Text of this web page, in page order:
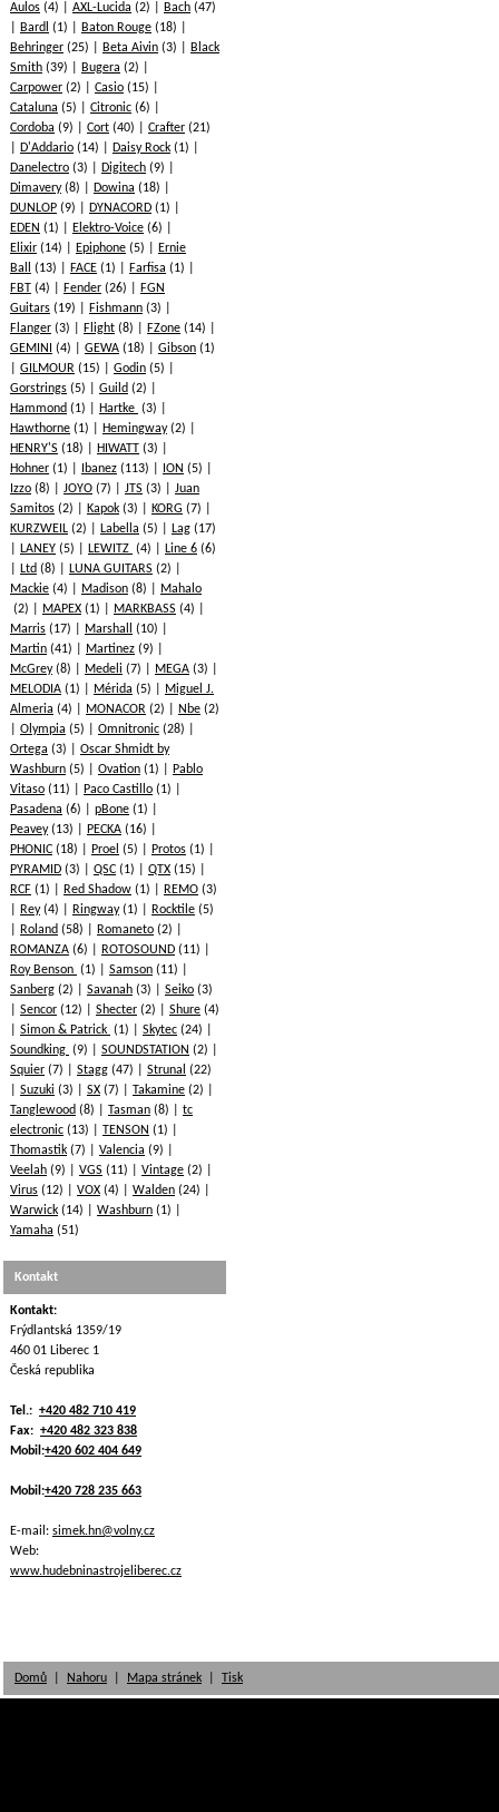
Aulos (4) AXL-Lucida (2) Bach (47)
Bardl (1) Baton Rouge (18)
Behringer (25) Beta Aivin (3)
Black
Smith (39) Bugera (2)
Carpower (2) Casio (15)
Cataluna (5) Citronic (6)
Cordoba (9) Cort (40) Crafter (21)
D'Addario (14) Daisy Rock (1)
Danelectro (3) Digitech (9)
Dimavery(8) Dowina (18)
DUNLOP (9) DYNACORD (1)
EDEN (1) Elektro-Voice (6)
Elixir (14) Epiphone (5)
Ernie
Ball
(13) FACE (1) Farfisa (1)
FBT (4) Fender (26)
FGN
Guitars (19) Fishmann (3)
Flanger (3) Flight (8) FZone (14)
GEMINI
(4) GEWA (18) Gibson (1)
GILMOUR (15) Godin (5)
Gorstrings (5) Guild (2)
Hammond (1) Hartke (3)
Hawthorne (1) Hemingway(2)
HENRY'S (18) HIWATT (3)
Hohner (1) Ibanez (113) ION (5)
Izzo (8) JOYO (7) JTS (3)
Juan
Samitos (2) Kapok (3) KORG (7)
KURZWEIL (2) Labella (5) Lag (17)
LANEY (5) LEWITZ (4) Line 6 (6)
Ltd (8) LUNA GUITARS (2)
Mackie (4) Madison (8)
Mahalo
(2)
MAPEX (1) MARKBASS (4)
Marris (17) Marshall
(10)
Martin (41) Martinez (9)
McGrey(8) Medeli (7) MEGA (3)
MELODIA (1) Mérida (5)
Miguel J.
Almeria (4) MONACOR (2) Nbe (2)
Olympia (5) Omnitronic (28)
Ortega (3)
Oscar Shmidt by
Washburn (5) Ovation (1)
Pablo
Vitaso (11) Paco Castillo (1)
Pasadena (6) pBone (1)
Peavey(13) PECKA (16)
PHONIC (18) Proel (5) Protos (1)
PYRAMID (3) QSC (1) QTX (15)
RCF (1) Red Shadow (1) REMO (3)
Rey(4) Ringway(1) Rocktile (5)
Roland (58) Romaneto (2)
ROMANZA (6) ROTOSOUND (11)
Roy Benson (1) Samson (11)
Sanberg (2) Savanah (3) Seiko (3)
Sencor (12) Shecter (2) Shure (4)
Simon & Patrick (1) Skytec (24)
Soundking (9) SOUNDSTATION (2)
Squier (7) Stagg (47) Strunal (22)
Suzuki (3) SX (7) Takamine (2)
Tanglewood (8) Tasman (8)
tc
electronic (13) TENSON (1)
Thomastik (7) Valencia (9)
Veelah (9) VGS (11) Vintage (2)
Virus (12) VOX (4) Walden (24)
Warwick (14) Washburn (1)
Yamaha (51)
Kontakt
Kontakt:
Frýdlantská 1359/19
460 01 Liberec 1
Česká republika
Tel.: +420 482 710 419
Fax: +420 482 323 838
Mobil:+420 602 404 649
Mobil:+420 728 235 663
E-mail: simek.hn@volny.cz
Web:
www.hudebninastrojeliberec.cz
Domů Nahoru Mapa stránek Tisk